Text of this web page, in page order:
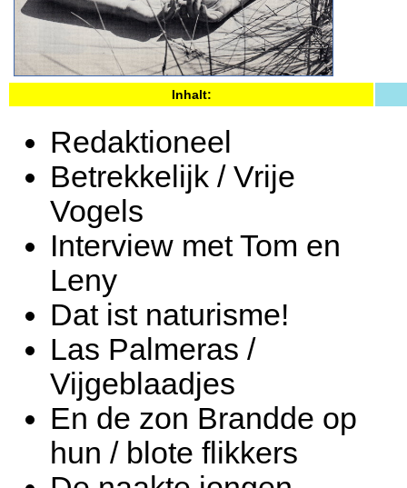
Inhalt:
Redaktioneel
Betrekkelijk / Vrije
Vogels
Interview met Tom en
Leny
Dat ist naturisme!
Las Palmeras /
Vijgeblaadjes
En de zon Brandde op
hun / blote flikkers